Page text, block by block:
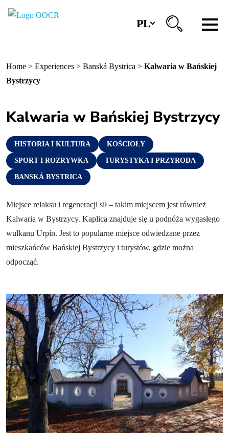
PL
Banská Bystrica
Kremnica
Krupina
Centra informacyjne
Historia i kultura
Relaks i wellness
Sport i rozrywka
Gastronomia
Najwspanialsze przeżycia
Riders Park Donovaly
MUSEPASS = 8 atrakcji kulturalnych w ramach
jednego biletu
Špania Dolina
Skalka koło Kremnicy
Home > Experiences > Banská Bystrica > Kalwaria w Bańskiej
Bystrzycy
Kalwaria w Bańskiej Bystrzycy
HISTORIA I KULTURA KOŚCIOŁY
SPORT I ROZRYWKA TURYSTYKA I PRZYRODA
BANSKÁ BYSTRICA
Miejsce relaksu i regeneracji sił – takim miejscem jest również
Kalwaria w Bystrzycy. Kaplica znajduje się u podnóża wygasłego
wulkanu Urpín. Jest to popularne miejsce odwiedzane przez
mieszkańców Bańskiej Bystrzycy i turystów, gdzie można
odpocząć.